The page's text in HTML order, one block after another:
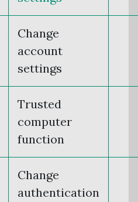
Change
account
settings
Trusted
computer
function
Change
authentication